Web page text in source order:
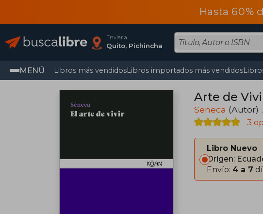
Hasta 60%
Enviar a
Quito, Pichincha
MENÚ Libros más vendidosLibros importados más vendidos
Arte de
Seneca (Autor)
3
Libro Nuevo
Origen:
Envío: 4 a 7